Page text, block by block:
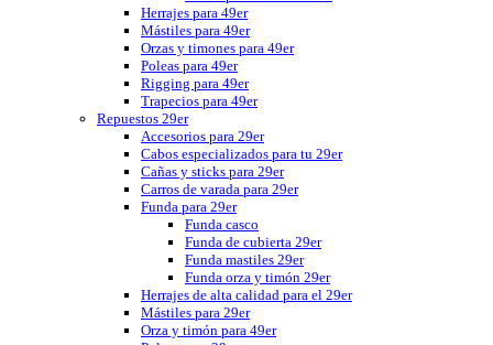
Herrajes para 49er
Mástiles para 49er
Orzas y timones para 49er
Poleas para 49er
Rigging para 49er
Trapecios para 49er
Repuestos 29er
Accesorios para 29er
Cabos especializados para tu 29er
Cañas y sticks para 29er
Carros de varada para 29er
Funda para 29er
Funda casco
Funda de cubierta 29er
Funda mastiles 29er
Funda orza y timón 29er
Herrajes de alta calidad para el 29er
Mástiles para 29er
Orza y timón para 49er